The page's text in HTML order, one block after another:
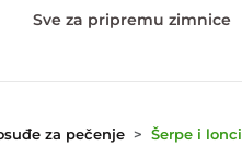
Sve za pripremu zimnice
za pečenje Šerpe i lonci